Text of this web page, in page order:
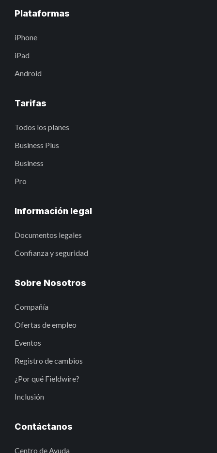
Plataformas
iPhone
iPad
Android
Tarifas
Todos los planes
Business Plus
Business
Pro
Información legal
Documentos legales
Confianza y seguridad
Sobre Nosotros
Compañía
Ofertas de empleo
Eventos
Registro de cambios
¿Por qué Fieldwire?
Inclusión
Contáctanos
Centro de Ayuda